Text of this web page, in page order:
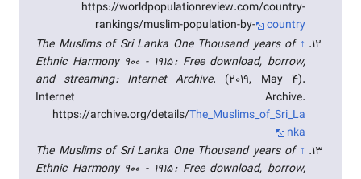
https://worldpopulationreview.com/country-
rankings/muslim-population-by-
country
↑
The Muslims of Sri Lanka One Thousand years of
Ethnic Harmony 900 - 1915 : Free download, borrow,
and streaming : Internet Archive. (2019, May 4).
Internet Archive.
https://archive.org/details/The_Muslims_of_Sri_La
nka
↑
The Muslims of Sri Lanka One Thousand years of
Ethnic Harmony 900 - 1915 : Free download, borrow,